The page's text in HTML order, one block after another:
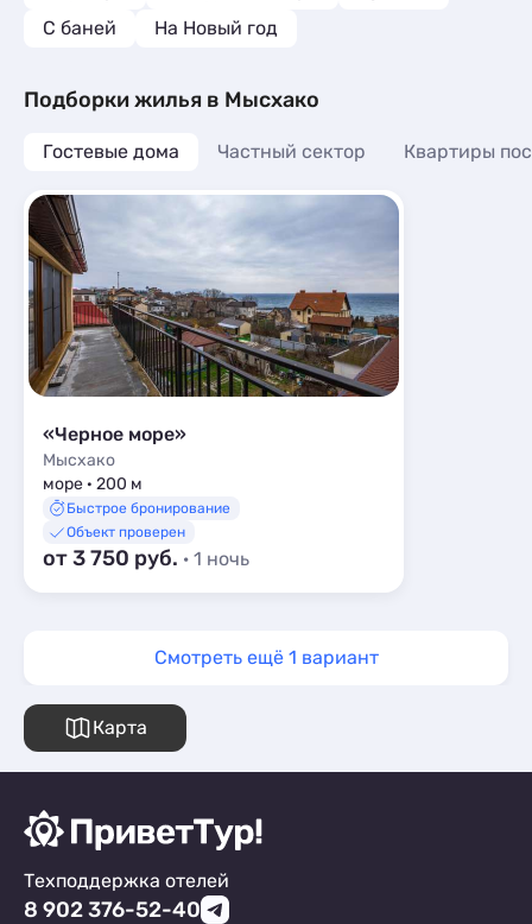
С баней
На Новый год
Подборки жилья в Мысхако
Гостевые дома Частный сектор Квартиры
«Черное море»
Мысхако
море · 200 м
Быстрое бронирование
Объект проверен
от 3 750 руб. · 1 ночь
Смотреть ещё 1 вариант
Карта
Техподдержка отелей
8 902 376-52-40